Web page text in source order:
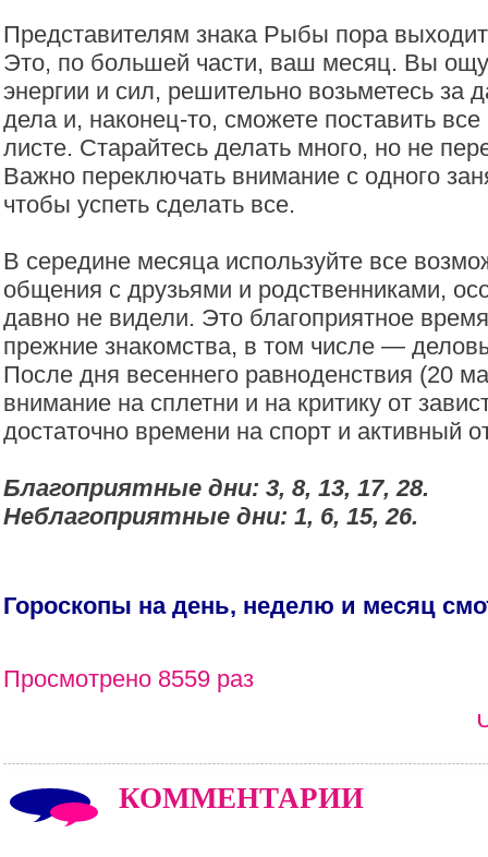
Представителям знака Рыбы пора
Это, по большей части, ваш месяц. Вы
энергии и сил, решительно возьметесь за
дела и, наконец-то, сможете поставить
листе. Старайтесь делать много, но не
Важно переключать внимание с одного
чтобы успеть сделать все.
В середине месяца используйте все
общения с друзьями и родственниками,
давно не видели. Это благоприятное
прежние знакомства, в том числе —
После дня весеннего равноденствия (20
внимание на сплетни и на критику от
достаточно времени на спорт и активный
Благоприятные дни: 3, 8, 13, 17, 28.
Неблагоприятные дни: 1, 6, 15, 26.
Гороскопы на день, неделю и месяц
Просмотрено 8559 раз
КОММЕНТАРИИ